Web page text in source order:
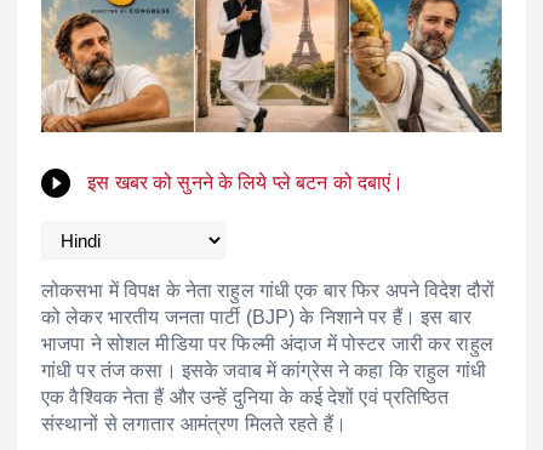
इस खबर को सुनने के लिये प्ले बटन को दबाएं।
लोकसभा में विपक्ष के नेता राहुल गांधी एक बार फिर अपने विदेश दौरों
को लेकर भारतीय जनता पार्टी (BJP) के निशाने पर हैं। इस बार
भाजपा ने सोशल मीडिया पर फिल्मी अंदाज में पोस्टर जारी कर राहुल
गांधी पर तंज कसा। इसके जवाब में कांग्रेस ने कहा कि राहुल गांधी
एक वैश्विक नेता हैं और उन्हें दुनिया के कई देशों एवं प्रतिष्ठित
संस्थानों से लगातार आमंत्रण मिलते रहते हैं।